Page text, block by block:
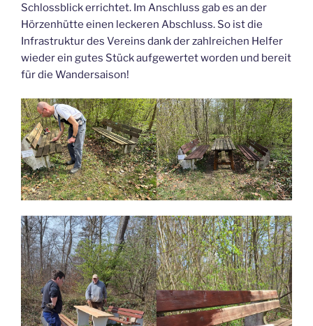
Schlossblick errichtet. Im Anschluss gab es an der
Hörzenhütte einen leckeren Abschluss. So ist die
Infrastruktur des Vereins dank der zahlreichen Helfer
wieder ein gutes Stück aufgewertet worden und bereit
für die Wandersaison!